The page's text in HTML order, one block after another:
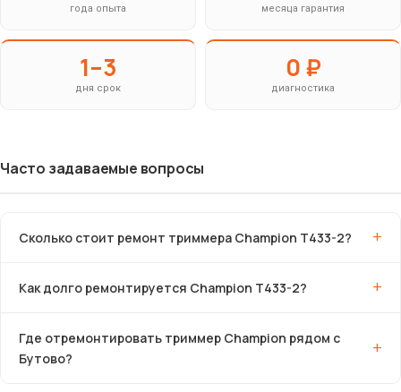
года опыта месяца гарантия
1–3
дня срок
0 ₽
диагностика
Часто задаваемые вопросы
Сколько стоит ремонт триммера Champion T433-2?
Как долго ремонтируется Champion T433-2?
Где отремонтировать триммер Champion рядом с
Бутово?